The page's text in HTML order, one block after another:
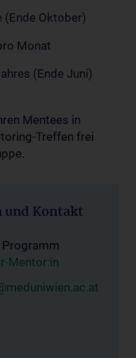
(Ende Oktober)
Monat
(Ende Juni)
Mentees in
Treffen frei
Kontakt
Mentor:in